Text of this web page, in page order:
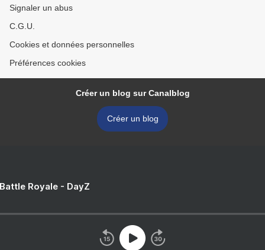
Signaler un abus
C.G.U.
Cookies et données personnelles
Préférences cookies
Créer un blog sur Canalblog
Créer un blog
Royale - DayZ